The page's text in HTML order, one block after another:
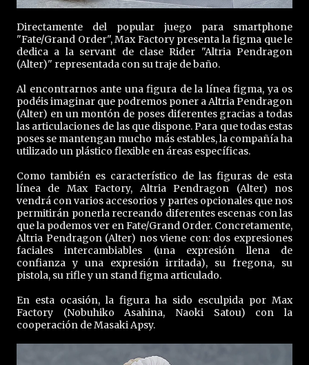
Directamente del popular juego para smartphone
"Fate/Grand Order", Max Factory presenta la figma que le
dedica a la servant de clase Rider "Altria Pendragon
(Alter)" representada con su traje de baño.
Al encontrarnos ante una figura de la línea figma, ya os
podéis imaginar que podremos poner a Altria Pendragon
(Alter) en un montón de poses diferentes gracias a todas
las articulaciones de las que dispone. Para que todas estas
poses se mantengan mucho más estables, la compañía ha
utilizado un plástico flexible en áreas específicas.
Como también es característico de las figuras de esta
línea de Max Factory, Altria Pendragon (Alter) nos
vendrá con varios accesorios y partes opcionales que nos
permitirán ponerla recreando diferentes escenas con las
que la podemos ver en Fate/Grand Order. Concretamente,
Altria Pendragon (Alter) nos viene con: dos expresiones
faciales intercambiables (una expresión llena de
confianza y una expresión irritada), su fregona, su
pistola, su rifle y un stand figma articulado.
En esta ocasión, la figura ha sido esculpida por Max
Factory (Nobuhiko Asahina, Naoki Satou) con la
cooperación de Masaki Apsy.